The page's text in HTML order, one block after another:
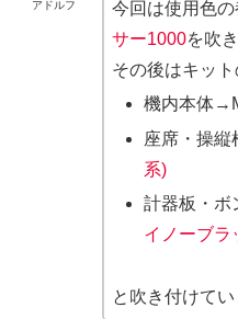
アドルフ
今回は使用色
サー1000を吹き
その後はキッ
機内本体
座席・操
系)
計器板・ボ
イノーブラ
と吹き付けてい